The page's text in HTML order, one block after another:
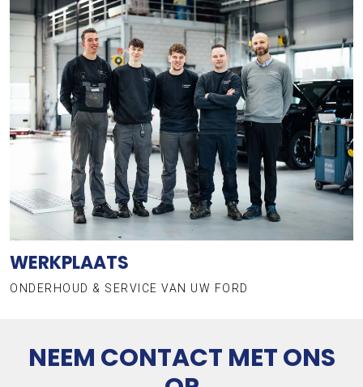
WERKPLAATS
ONDERHOUD & SERVICE VAN UW FORD
NEEM CONTACT MET ONS